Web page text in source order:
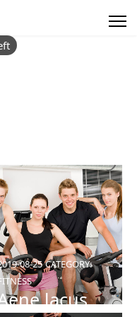
08-25 CATEGORY:
lacus